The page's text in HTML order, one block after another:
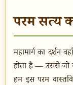
परम सत्य
महामार्ग का दर्शन
होता है — उससे जो
हम इस परम